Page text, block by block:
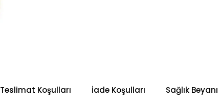
Teslimat Koşulları İade Koşulları Sağlık Beyanı